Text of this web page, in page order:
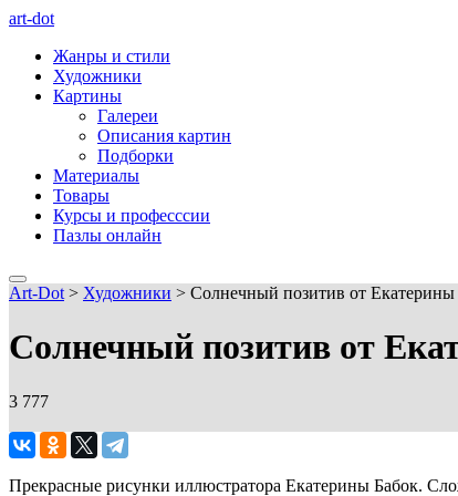
art-dot
Жанры и стили
Художники
Картины
Галереи
Описания картин
Подборки
Материалы
Товары
Курсы и професссии
Пазлы онлайн
Art-Dot > Художники > Солнечный позитив от Екатерины
Солнечный позитив от
3 777
Прекрасные рисунки иллюстратора Екатерины Бабок.